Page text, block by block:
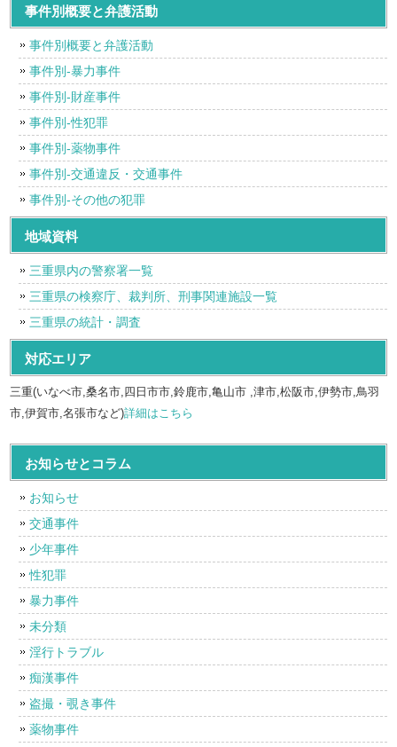
事件別概要と弁護活動
事件別概要と弁護活動
事件別-暴力事件
事件別-財産事件
事件別-性犯罪
事件別-薬物事件
事件別-交通違反・交通事件
事件別-その他の犯罪
地域資料
三重県内の警察署一覧
三重県の検察庁、裁判所、刑事関連施設一覧
三重県の統計・調査
対応エリア
三重(いなべ市,桑名市,四日市市,鈴鹿市,亀山市 ,津市,松阪市,伊勢市,鳥羽
市,伊賀市,名張市など)詳細はこちら
お知らせとコラム
お知らせ
交通事件
少年事件
性犯罪
暴力事件
未分類
淫行トラブル
痴漢事件
盗撮・覗き事件
薬物事件